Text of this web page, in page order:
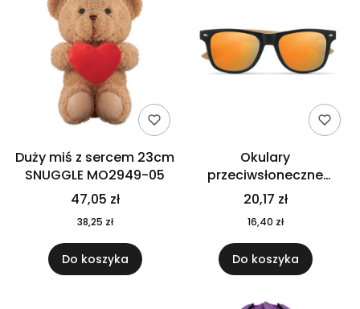
Duży miś z sercem 23cm
SNUGGLE MO2949-05
47,05 zł
38,25 zł
Do koszyka
Okulary
przeciwsłoneczne
CALIFORNIA TOUCH
MO9617-10
20,17 zł
16,40 zł
Do koszyka